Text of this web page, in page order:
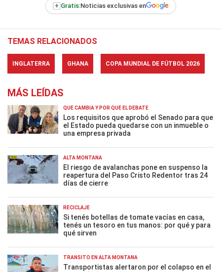
+ Gratis:Noticias exclusivas en
TEMAS RELACIONADOS
INGLATERRA GHANA COPA MUNDIAL DE FÚTBOL 2026
MÁS LEÍDAS
QUÉ CAMBIA Y POR QUÉ EL DEBATE
Los requisitos que aprobó el Senado para que
el Estado pueda quedarse con un inmueble o
una empresa privada
ALTA MONTAÑA
El riesgo de avalanchas pone en suspenso la
reapertura del Paso Cristo Redentor tras 24
días de cierre
RECICLAJE
Si tenés botellas de tomate vacías en casa,
tenés un tesoro en tus manos: por qué y para
qué sirven
TRÁNSITO EN ALTA MONTAÑA
Transportistas alertaron por el colapso en el